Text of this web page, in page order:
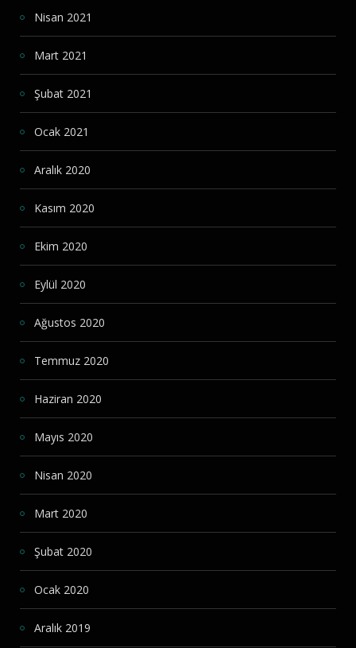
Nisan 2021
Mart 2021
Şubat 2021
Ocak 2021
Aralık 2020
Kasım 2020
Ekim 2020
Eylül 2020
Ağustos 2020
Temmuz 2020
Haziran 2020
Mayıs 2020
Nisan 2020
Mart 2020
Şubat 2020
Ocak 2020
Aralık 2019